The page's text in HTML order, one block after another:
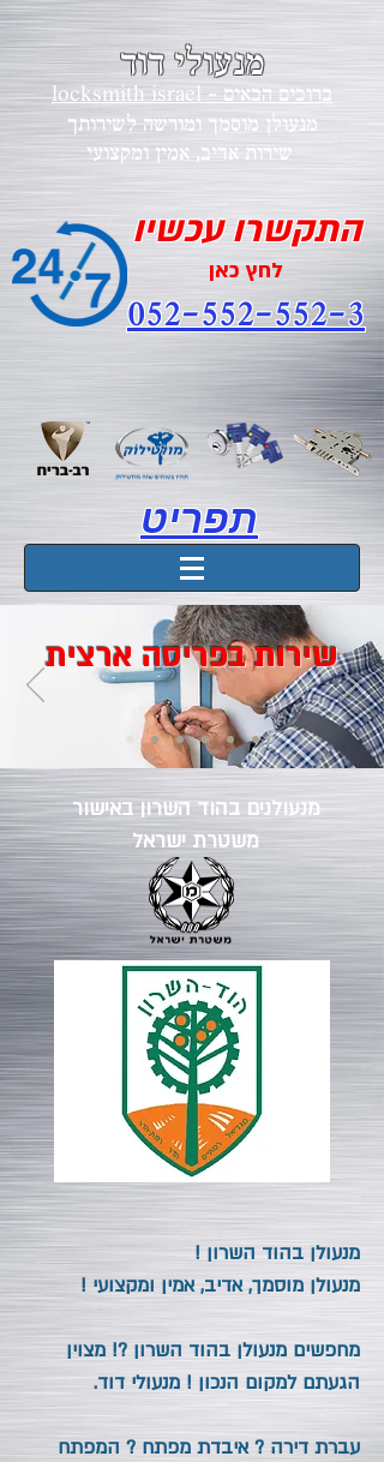
מנעולי דוד
locksmith israel - ברוכים הבאים
מנעולן מוסמך ומורשה לשירותך
שירות אדיב, אמין ומקצוע
לחץ כאן
052-552-552-3
התקשרו עכשיו
תפריט
מנעולנים בהוד השרון באישור
משטרת ישראל
שירות בפריסה ארצית
מנעולן בהוד השרון !
מנעולן מוסמך, אדיב, אמין ומקצועי !
מחפשים מנעולן בהוד השרון ?! מצוין
הגעתם למקום הנכון ! מנעולי דוד.
עברת דירה ? איבדת מפתח ? המפתח